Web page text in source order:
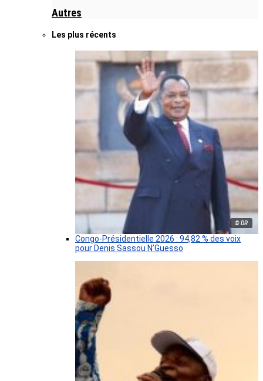
Autres
Les plus récents
© DR
Congo-Présidentielle 2026 : 94,82 % des voix
pour Denis Sassou N’Guesso